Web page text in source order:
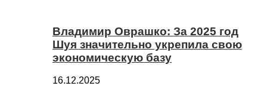
Владимир Оврашко: За 2025 год
Шуя значительно укрепила свою
экономическую базу
16.12.2025